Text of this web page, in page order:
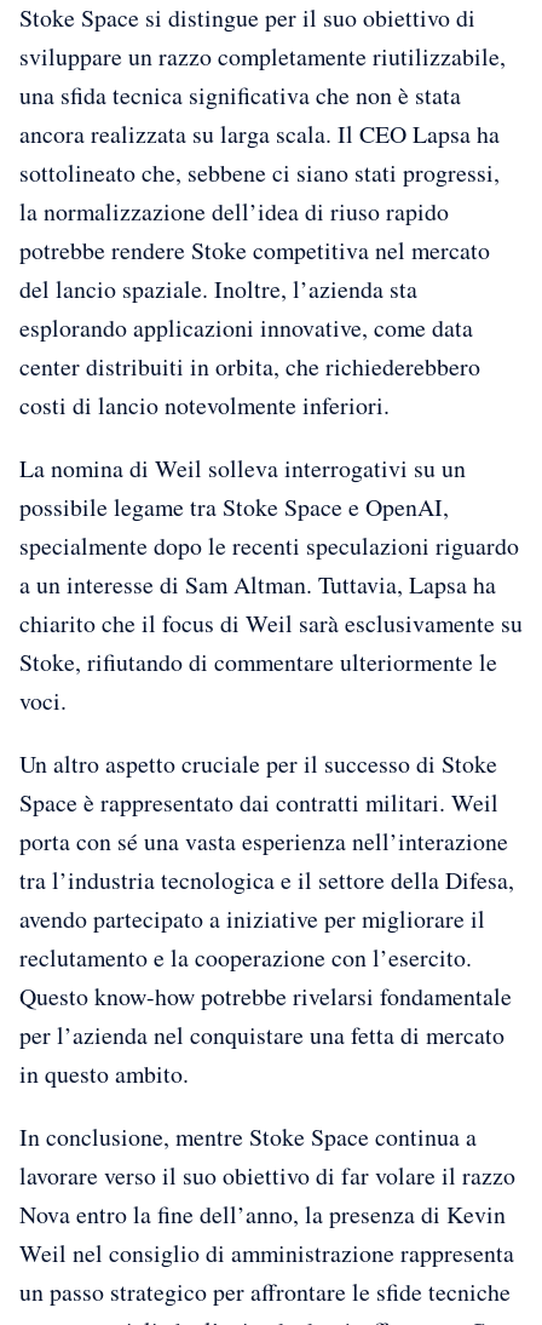
Stoke Space si distingue per il suo obiettivo di
sviluppare un razzo completamente riutilizzabile,
una sfida tecnica significativa che non è stata
ancora realizzata su larga scala. Il CEO Lapsa ha
sottolineato che, sebbene ci siano stati progressi,
la normalizzazione dell’idea di riuso rapido
potrebbe rendere Stoke competitiva nel mercato
del lancio spaziale. Inoltre, l’azienda sta
esplorando applicazioni innovative, come data
center distribuiti in orbita, che richiederebbero
costi di lancio notevolmente inferiori.
La nomina di Weil solleva interrogativi su un
possibile legame tra Stoke Space e OpenAI,
specialmente dopo le recenti speculazioni riguardo
a un interesse di Sam Altman. Tuttavia, Lapsa ha
chiarito che il focus di Weil sarà esclusivamente su
Stoke, rifiutando di commentare ulteriormente le
voci.
Un altro aspetto cruciale per il successo di Stoke
Space è rappresentato dai contratti militari. Weil
porta con sé una vasta esperienza nell’interazione
tra l’industria tecnologica e il settore della Difesa,
avendo partecipato a iniziative per migliorare il
reclutamento e la cooperazione con l’esercito.
Questo know-how potrebbe rivelarsi fondamentale
per l’azienda nel conquistare una fetta di mercato
in questo ambito.
In conclusione, mentre Stoke Space continua a
lavorare verso il suo obiettivo di far volare il razzo
Nova entro la fine dell’anno, la presenza di Kevin
Weil nel consiglio di amministrazione rappresenta
un passo strategico per affrontare le sfide tecniche